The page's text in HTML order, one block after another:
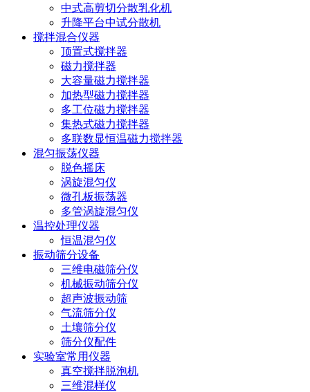
中式高剪切分散乳化机
升降平台中试分散机
搅拌混合仪器
顶置式搅拌器
磁力搅拌器
大容量磁力搅拌器
加热型磁力搅拌器
多工位磁力搅拌器
集热式磁力搅拌器
多联数显恒温磁力搅拌器
混匀振荡仪器
脱色摇床
涡旋混匀仪
微孔板振荡器
多管涡旋混匀仪
温控处理仪器
恒温混匀仪
振动筛分设备
三维电磁筛分仪
机械振动筛分仪
超声波振动筛
气流筛分仪
土壤筛分仪
筛分仪配件
实验室常用仪器
真空搅拌脱泡机
三维混样仪